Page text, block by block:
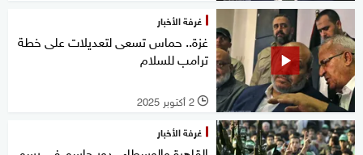
غرفة الأخبار
غزة.. حماس تسعى لتعديلات على خطة
ترامب للسلام
l 2 أكتوبر 2025
غرفة الأخبار